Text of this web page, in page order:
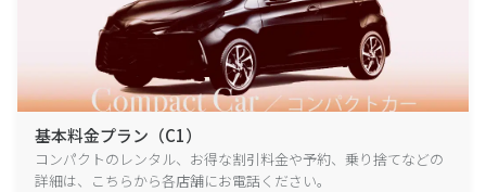
基本料金プラン（C1）
コンパクトのレンタル、お得な割引料金や予約、乗り捨てなどの
詳細は、こちらから各店舗にお電話ください。